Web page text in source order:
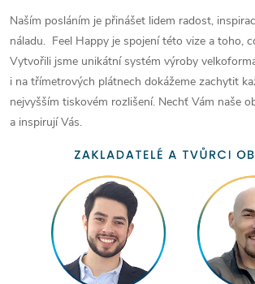
Naším posláním je přinášet lidem radost,
náladu. Feel Happy je spojení této vize a toho,
Vytvořili jsme unikátní systém výroby
i na třímetrových plátnech dokážeme zachytit
nejvyšším tiskovém rozlišení. Nechť Vám naše
a inspirují Vás.